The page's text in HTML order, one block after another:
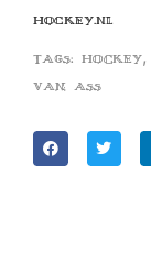
HOCKEY.NL
Tags: hockey,
van ass